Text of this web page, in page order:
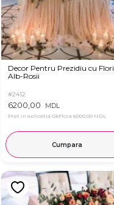
Decor Pentru Prezidiu cu Flori
Alb-Rosii
#2412
6200,00 MDL
Pret in aplicatia OkFlora 6000,00 MDL
Cumpara